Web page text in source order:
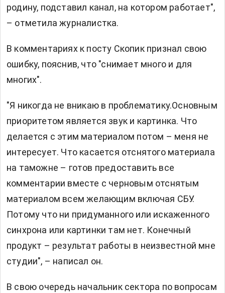
родину, подставил канал, на котором работает",
– отметила журналистка.
В комментариях к посту Скопик признал свою
ошибку, пояснив, что "снимает много и для
многих".
"Я никогда не вникаю в проблематику.Основным
приоритетом является звук и картинка. Что
делается с этим материалом потом – меня не
интересует. Что касается отснятого материала
на таможне – готов предоставить все
комментарии вместе с черновым отснятым
материалом всем желающим включая СБУ.
Потому что ни придуманного или искаженного
синхрона или картинки там нет. Конечный
продукт – результат работы в неизвестной мне
студии", – написал он.
В свою очередь начальник сектора по вопросам